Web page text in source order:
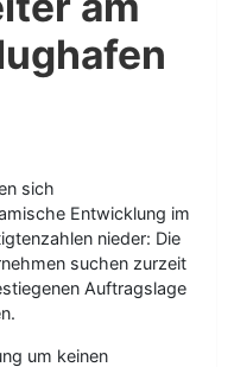
sich
Entwicklung im
nieder: Die
suchen zurzeit
Auftragslage
um keinen